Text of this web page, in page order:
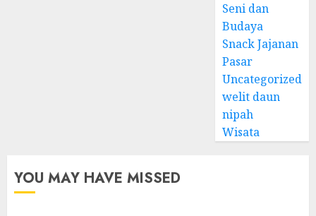
Seni dan
Budaya
Snack Jajanan
Pasar
Uncategorized
welit daun
nipah
Wisata
YOU MAY HAVE MISSED